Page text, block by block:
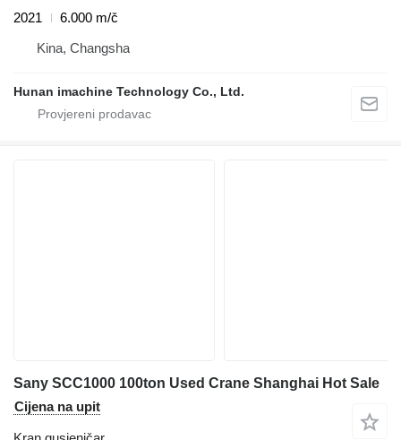
2021
6.000 m/č
Kina, Changsha
Hunan imachine Technology Co., Ltd.
Sany SCC1000 100ton Used Crane Shanghai Hot Sale
Cijena na upit